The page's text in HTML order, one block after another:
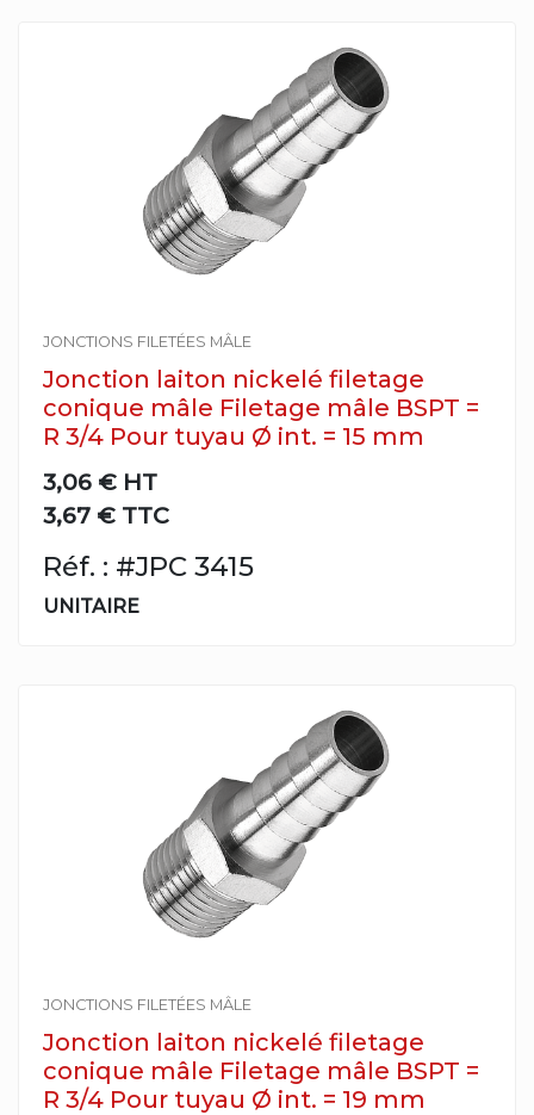
JONCTIONS FILETÉES MÂLE
Jonction laiton nickelé filetage
conique mâle Filetage mâle BSPT =
R 3/4 Pour tuyau Ø int. = 15 mm
3,06 € HT
3,67 € TTC
Réf. : #JPC 3415
UNITAIRE
JONCTIONS FILETÉES MÂLE
Jonction laiton nickelé filetage
conique mâle Filetage mâle BSPT =
R 3/4 Pour tuyau Ø int. = 19 mm